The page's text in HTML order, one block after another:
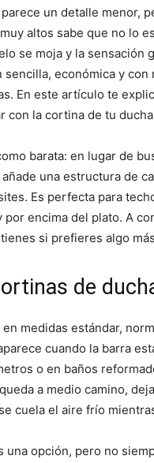
p
a
r
t
i
e
n
parece un detalle menor,
altos sabe que no lo
se moja y la sensación
económica y con
En este artículo te
con la cortina de tu
barata: en lugar de
una estructura de
Es perfecta para
encima del plato. A
si prefieres algo
de
medidas estándar,
cuando la barra
o en baños
a medio camino,
cuela el aire frío
una opción, pero no